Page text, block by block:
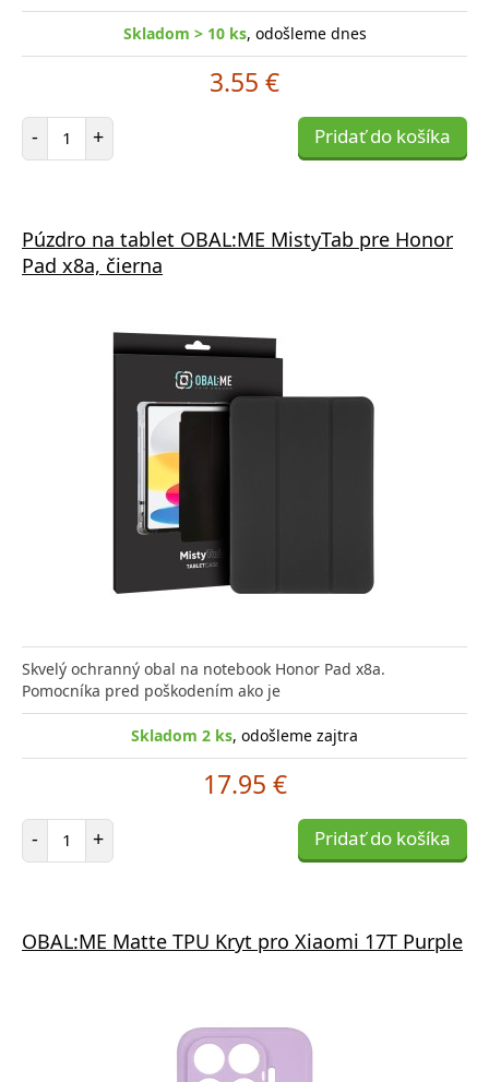
Skladom > 10 ks, odošleme dnes
3.55 €
- Počet položiek
+ Pridať do košíka
Púzdro na tablet OBAL:ME MistyTab pre Honor
Pad x8a, čierna
Skvelý ochranný obal na notebook Honor Pad x8a.
Pomocníka pred poškodením ako je
Skladom 2 ks, odošleme zajtra
17.95 €
- Počet položiek
+ Pridať do košíka
OBAL:ME Matte TPU Kryt pro Xiaomi 17T Purple